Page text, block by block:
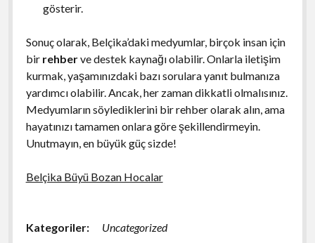
gösterir.
Sonuç olarak, Belçika’daki medyumlar, birçok insan için
bir rehberve destek kaynağı olabilir. Onlarla iletişim
kurmak, yaşamınızdaki bazı sorulara yanıt bulmanıza
yardımcı olabilir. Ancak, her zaman dikkatli olmalısınız.
Medyumların söylediklerini bir rehber olarak alın, ama
hayatınızı tamamen onlara göre şekillendirmeyin.
Unutmayın, en büyük güç sizde!
Belçika Büyü Bozan Hocalar
Kategoriler: Uncategorized